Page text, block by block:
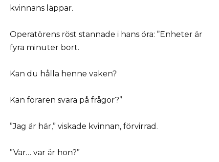
kvinnans läppar.
Operatörens röst stannade i hans öra: ”Enheter är
fyra minuter bort.
Kan du hålla henne vaken?
Kan föraren svara på frågor?”
”Jag är här,” viskade kvinnan, förvirrad.
”Var… var är hon?”